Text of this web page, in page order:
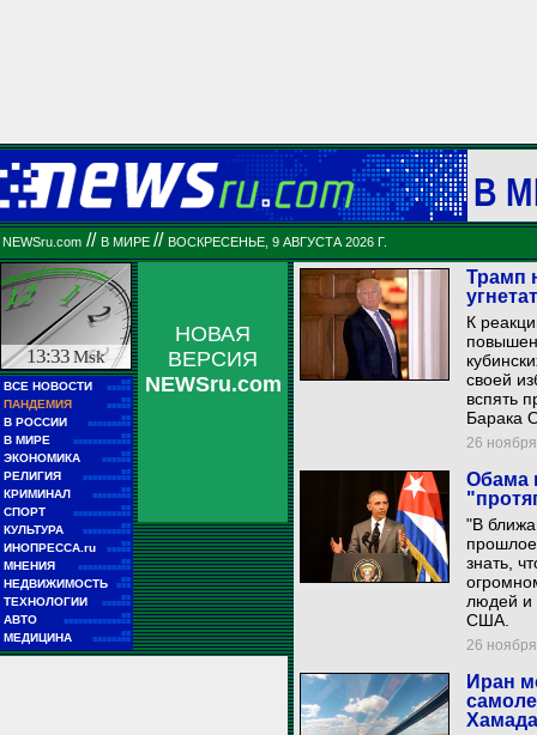
В
NEWSru.com // В МИРЕ // ВОСКРЕСЕНЬЕ, 9 АВГУСТА 2026 Г.
13:33Msk
ВСЕ НОВОСТИ ■■
■■■■■
ПАНДЕМИЯ ■■
■■■■■
В РОССИИ ■■
■■■■■■■■■
В МИРЕ ■■
■■■■■■■■■■■■
ЭКОНОМИКА ■■
■■■■■■
РЕЛИГИЯ ■■
■■■■■■■■■■
КРИМИНАЛ ■■
■■■■■■■■
СПОРТ ■■
■■■■■■■■■■■■
КУЛЬТУРА ■■
■■■■■■■■■■
ИНОПРЕССА.ru ■■
■■■■■
МНЕНИЯ ■■
■■■■■■■■■■■
НЕДВИЖИМОСТЬ ■■
■■■
ТЕХНОЛОГИИ ■■
■■■■■■
АВТО ■■
■■■■■■■■■■■■■■
МЕДИЦИНА ■■
■■■■■■■■
НОВАЯ
ВЕРСИЯ
NEWSru.com
Трамп
К
своей
вспять
Барака
26
Обама
"В
знать,
людей и
США.
26
Иран